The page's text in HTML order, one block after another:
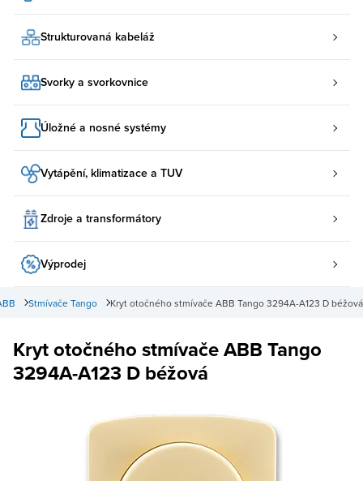
Strukturovaná kabeláž
Svorky a svorkovnice
Úložné a nosné systémy
Vytápění, klimatizace a TUV
Zdroje a transformátory
Výprodej
Kryt otočného stmívače ABB Tango 3294A-A123 D béžová
Stmívače Tango
Kryt otočného stmívače ABB Tango
3294A-A123 D béžová